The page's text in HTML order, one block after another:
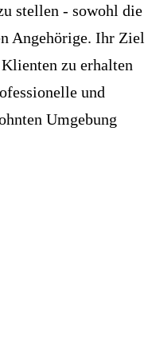
stellen - sowohl die
Angehörige. Ihr Ziel
zu erhalten
und
Umgebung